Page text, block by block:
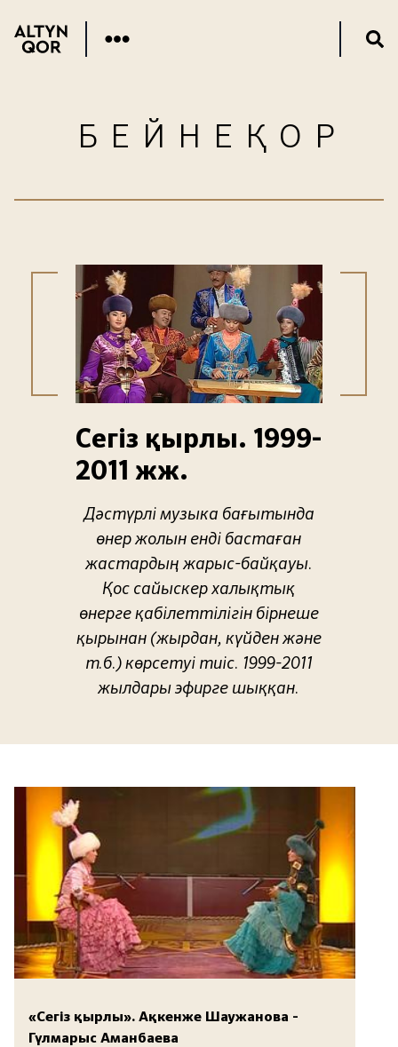
БЕЙНЕҚОР
Сегіз қырлы. 1999-
2011 жж.
Дәстүрлі музыка бағытында
өнер жолын енді бастаған
жастардың жарыс-байқауы.
Қос сайыскер халықтық
өнерге қабілеттілігін бірнеше
қырынан (жырдан, күйден және
т.б.) көрсетуі тиіс. 1999-2011
жылдары эфирге шыққан.
«Сегіз қырлы». Ақкенже Шаужанова -
Гүлмарыс Аманбаева